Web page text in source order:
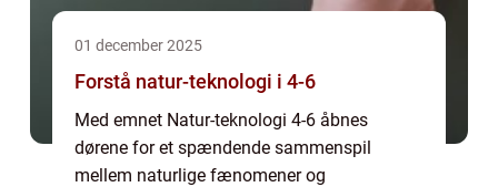
01 december 2025
Forstå natur-teknologi i 4-6
Med emnet Natur-teknologi 4-6 åbnes
dørene for et spændende sammenspil
mellem naturlige fænomener og